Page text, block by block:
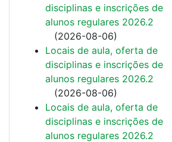
disciplinas e inscrições de
alunos regulares 2026.2
(2026-08-06)
Locais de aula, oferta de
disciplinas e inscrições de
alunos regulares 2026.2
(2026-08-06)
Locais de aula, oferta de
disciplinas e inscrições de
alunos regulares 2026.2